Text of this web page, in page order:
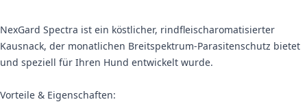
NexGard Spectra ist ein köstlicher, rindfleischaromatisierter
Kausnack, der monatlichen Breitspektrum-Parasitenschutz bietet
und speziell für Ihren Hund entwickelt wurde.
Vorteile & Eigenschaften: